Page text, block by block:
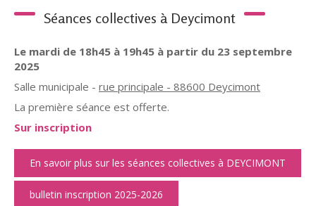
Séances collectives à Deycimont
Le mardi de 18h45 à 19h45 à partir du 23 septembre
2025
Salle municipale - rue principale - 88600 Deycimont
La première séance est offerte.
Sur inscription
En savoir plus sur les séances collectives à DEYCIMONT
bulletin inscription 2025-2026